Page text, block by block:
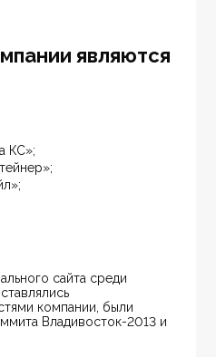
являются
КС»;
сайта среди
компании, были
Владивосток-2013 и